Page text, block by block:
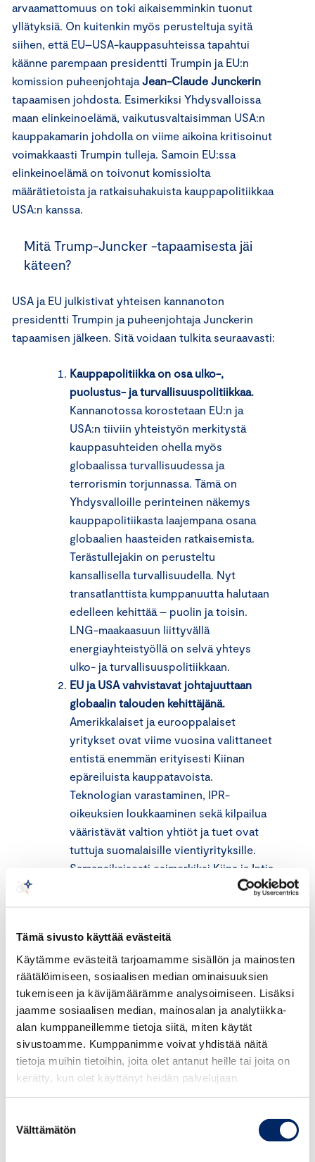
Tämä sivusto käyttää evästeitä
Käytämme evästeitä tarjoamamme sisällön ja mainosten
räätälöimiseen, sosiaalisen median ominaisuuksien
tukemiseen ja kävijämäärämme analysoimiseen. Lisäksi
jaamme sosiaalisen median, mainosalan ja analytiikka-
alan kumppaneillemme tietoja siitä, miten käytät
sivustoamme. Kumppanimme voivat yhdistää näitä
tietoja muihin tietoihin, joita olet antanut heille tai joita on
kerätty, kun olet käyttänyt heidän palvelujaan.
valinta
Välttämätön
arvaamattomuus on toki aikaisemminkin tuonut
yllätyksiä. On kuitenkin myös perusteltuja syitä
siihen, että EU–USA-kauppasuhteissa tapahtui
käänne parempaan presidentti Trumpin ja EU:n
komission puheenjohtaja Jean-Claude Junckerin
tapaamisen johdosta. Esimerkiksi Yhdysvalloissa
maan elinkeinoelämä, vaikutusvaltaisimman USA:n
kauppakamarin johdolla on viime aikoina kritisoinut
voimakkaasti Trumpin tulleja. Samoin EU:ssa
elinkeinoelämä on toivonut komissiolta
määrätietoista ja ratkaisuhakuista kauppapolitiikkaa
USA:n kanssa.
Mitä Trump-Juncker -tapaamisesta jäi
käteen?
USA ja EU julkistivat yhteisen kannanoton
presidentti Trumpin ja puheenjohtaja Junckerin
tapaamisen jälkeen. Sitä voidaan tulkita seuraavasti:
Kauppapolitiikka on osa ulko-,
puolustus- ja turvallisuuspolitiikkaa.
Kannanotossa korostetaan EU:n ja
USA:n tiiviin yhteistyön merkitystä
kauppasuhteiden ohella myös
globaalissa turvallisuudessa ja
terrorismin torjunnassa. Tämä on
Yhdysvalloille perinteinen näkemys
kauppapolitiikasta laajempana osana
globaalien haasteiden ratkaisemista.
Terästullejakin on perusteltu
kansallisella turvallisuudella. Nyt
transatlanttista kumppanuutta halutaan
edelleen kehittää – puolin ja toisin.
LNG-maakaasuun liittyvällä
energiayhteistyöllä on selvä yhteys
ulko- ja turvallisuuspolitiikkaan.
EU ja USA vahvistavat johtajuuttaan
globaalin talouden kehittäjänä.
Amerikkalaiset ja eurooppalaiset
yritykset ovat viime vuosina valittaneet
entistä enemmän erityisesti Kiinan
epäreiluista kauppatavoista.
Teknologian varastaminen, IPR-
oikeuksien loukkaaminen sekä kilpailua
vääristävät valtion yhtiöt ja tuet ovat
tuttuja suomalaisille vientiyrityksille.
Samanaikaisesti esimerkiksi Kiina ja Intia
pureutuvien sääntöjen kehittämisen
tärkeätä, että EU ja USA yhdessä vievät
näitä ongelmia eteenpäin ja samalla
sitoutuvat WTO:n kehittämiseen.
Toivottavasti USA myös muuttaa omaa
asennettaan WTO:a kohtaan, sillä se
marssi käytännössä ulos edellisestä
WTO-ministerikokouksesta joulukuussa
2017.
Kohti yhteistä transatlanttista markkina-
saaneiden TTIP-neuvotteluiden jälkeen
EU ja USA palaavat neuvottelupöytään.